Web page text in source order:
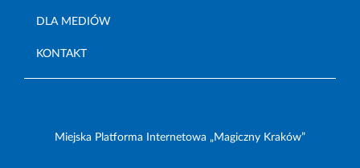
DLA MEDIÓW
KONTAKT
Miejska Platforma Internetowa „Magiczny Kraków”